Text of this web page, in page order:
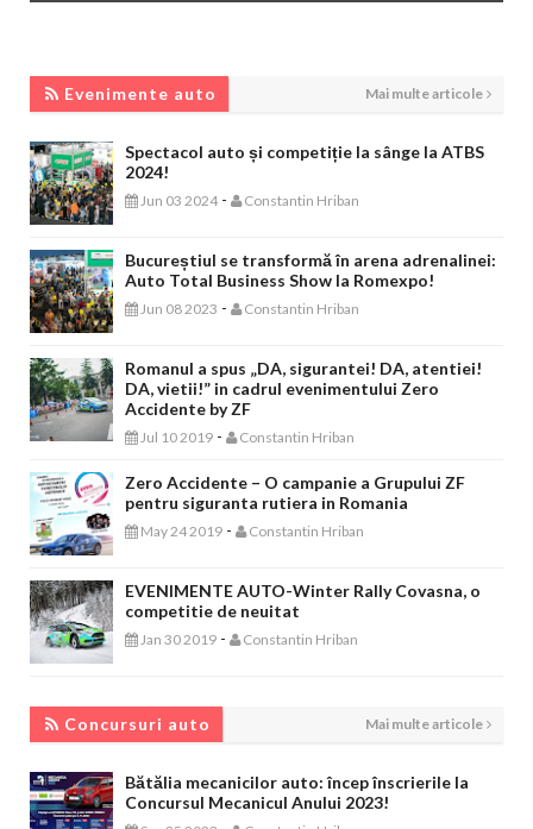
Evenimente auto Mai multe articole
Spectacol auto și competiție la sânge la ATBS
2024!
Jun 03 2024 - Constantin Hriban
Bucureștiul se transformă în arena adrenalinei:
Auto Total Business Show la Romexpo!
Jun 08 2023 - Constantin Hriban
Romanul a spus „DA, sigurantei! DA, atentiei!
DA, vietii!” in cadrul evenimentului Zero
Accidente by ZF
Jul 10 2019 - Constantin Hriban
Zero Accidente – O campanie a Grupului ZF
pentru siguranta rutiera in Romania
May 24 2019 - Constantin Hriban
EVENIMENTE AUTO-Winter Rally Covasna, o
competitie de neuitat
Jan 30 2019 - Constantin Hriban
Concursuri auto Mai multe articole
Bătălia mecanicilor auto: încep înscrierile la
Concursul Mecanicul Anului 2023!